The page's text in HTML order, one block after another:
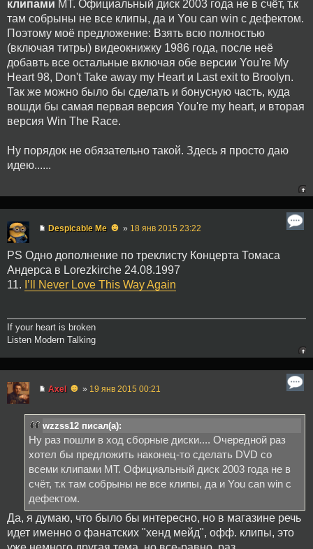
клипами МТ. Официальный диск 2003 года не в счёт, т.к
там собрыны не все клипы, да и You can win с дефектом.
Поэтому моё предложение: Взять всю полностью
(включая титры) видеокнижку 1986 года, после неё
добавть все остальные включая обе версии You're My
Heart 98, Don't Take away my Heart и Last exit to Broolyn.
Так же можно было бы сделать и бонусную часть, куда
вошди бы самая первая версия You're my heart, и вторая
версия Win The Race.
Ну порядок не обязательно такой. Здесь я просто даю
идею......
Despicable Me ☻ » 18 янв 2015 23:22
PS Одно дополнение по треклисту Концерта Томаса
Андерса в Lorezkirche 24.08.1997
11. I’ll Never Love This Way Again
If your heart is broken
Listen Modern Talking
Axel
☻ » 19 янв 2015 00:21
wzzss12 писал(а):
Ну раз пошли в ход сборные диски.... Очередной раз
хотел бы предложить наконец-то сделать DVD со
всеми клипами МТ. Официальный диск 2003 года не в
счёт, т.к там собрыны не все клипы, да и You can win с
дефектом.
Да, я думаю, что было бы интересно, но в магазине речь
идет именно о фанатских "хенд мейд", офф. клипы, это